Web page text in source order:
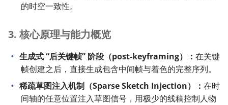
的时空一致性。
3. 核心原理与能力概览
生成式 “后关键帧” 阶段（post-keyframing）： 在关键
帧创建之后，直接生成包含中间帧与着色的完整序列。
稀疏草图注入机制（Sparse Sketch Injection）： 在时
间轴的任意位置注入草图信号，用极少的线稿控制人物